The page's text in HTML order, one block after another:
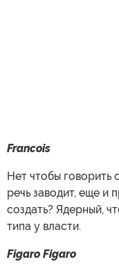
Francois
Нет чтобы
речь заводит, еще и
создать? Ядерный,
типа у власти.
Figaro Figaro